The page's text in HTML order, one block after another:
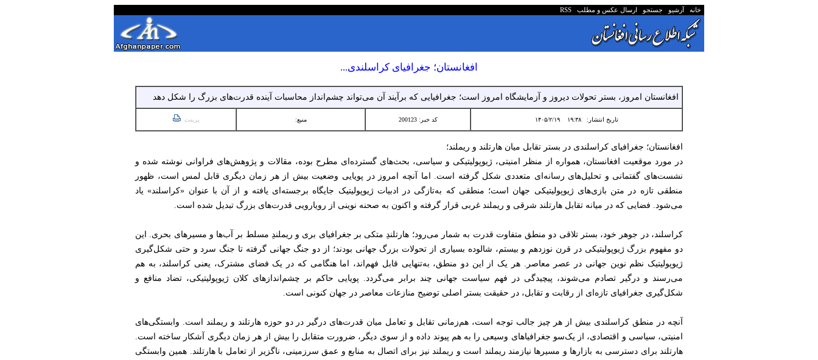
خانه آرشیو جستجو ارسال عکس و مطلب RSS
افغانستان؛ جغرافیای کراسلندی...
افغانستان امروز، بستر تحولات دیروز و آزمایشگاه امروز است؛ جغرافیایی که برآیند آن می‌تواند چشم‌انداز محاسبات آینده قدرت‌های بزرگ را شکل دهد
تاریخ انتشار:۱۹:۳۸ ۱۴۰۵/۲/۱۹ کد خبر: 200123 منبع: پرینت
افغانستان؛ جغرافیای کراسلندی در بستر تقابل میان هارتلند و ریملند؛
در مورد موقعیت افغانستان، همواره از منظر امنیتی، ژیوپولیتیکی و سیاسی، بحث‌های گسترده‌ای مطرح بوده، مقالات و پژوهش‌های فراوانی نوشته شده و
نشست‌های گفتمانی و تحلیل‌های رسانه‌ای متعددی شکل گرفته است. اما آنچه امروز در پویایی وضعیت بیش از هر زمان دیگری قابل لمس است، ظهور
منطقی تازه در متن بازی‌های ژیوپولیتیکی جهان است؛ منطقی که به‌تازگی در ادبیات ژیوپولیتیک جایگاه برجسته‌ای یافته و از آن با عنوان «کراسلند» یاد
می‌شود. فضایی که در میانه تقابل هارتلند شرقی و ریملند غربی قرار گرفته و اکنون به صحنه نوینی از رویارویی قدرت‌های بزرگ تبدیل شده است.
کراسلند، در جوهر خود، بستر تلاقی دو منطق متفاوت قدرت به شمار می‌رود؛ هارتلندِ متکی بر جغرافیای بری و ریملندِ مسلط بر آب‌ها و مسیرهای بحری. این
دو مفهوم بزرگ ژیوپولیتیکی در قرن نوزدهم و بیستم، شالوده بسیاری از تحولات بزرگ جهانی بودند؛ از دو جنگ جهانی گرفته تا جنگ سرد و حتی شکل‌گیری
ژیوپولیتیک نظم نوین جهانی در عصر معاصر. هر یک از این دو منطق، به‌تنهایی قابل فهم‌اند، اما هنگامی که در یک فضای مشترک، یعنی کراسلند، به هم
می‌رسند و درگیر تصادم می‌شوند، پیچیدگی در فهم سیاست جهانی چند برابر می‌گردد. پویایی حاکم بر چشم‌اندازهای کلان ژیوپولیتیکی، تضاد منافع و
شکل‌گیری جغرافیای تازه‌ای از رقابت و تقابل، در حقیقت بستر اصلی توضیح منازعات معاصر در جهان کنونی است.
آنچه در منطق کراسلندی بیش از هر چیز جالب توجه است، هم‌زمانی تقابل و تعامل میان قدرت‌های درگیر در دو حوزه هارتلند و ریملند است. وابستگی‌های
امنیتی، سیاسی و اقتصادی، از یک‌سو جغرافیاهای وسیعی را به هم پیوند داده و از سوی دیگر، ضرورت متقابل را بیش از هر زمان دیگری آشکار ساخته است.
هارتلند برای دسترسی به بازارها و مسیرها نیازمند ریملند است و ریملند نیز برای اتصال به منابع و عمق سرزمینی، ناگزیر از تعامل با هارتلند. همین وابستگی